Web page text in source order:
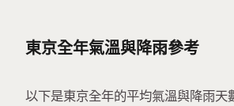
東京全年氣溫與降雨參考
以下是東京全年的平均氣溫與降雨天